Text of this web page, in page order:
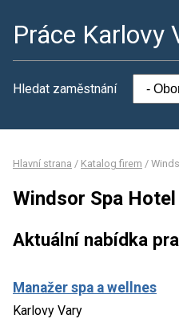
Práce Karlovy
Hledat zaměstnání
Hlavní strana / Katalog firem /
Windsor Spa Hotel
Aktuální nabídka
Manažer spa a wellnes
Karlovy Vary